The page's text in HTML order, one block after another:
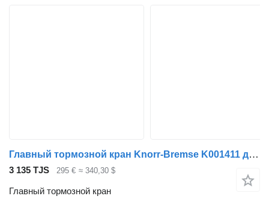
Главный тормозной кран Knorr-Bremse K001411 для грузовика Volvo FH, FM, FMX-4 series (2013-)
3 135 TJS 295 € ≈ 340,30 $
Главный тормозной кран